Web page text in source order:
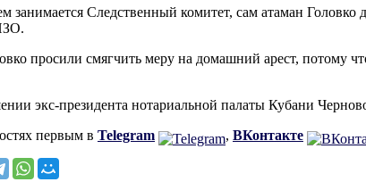
занимается Следственный комитет, сам атаман Головко
просили смягчить меру на домашний арест, потому
экс-президента нотариальной палаты Кубани
первым в Telegram , ВКонтакте